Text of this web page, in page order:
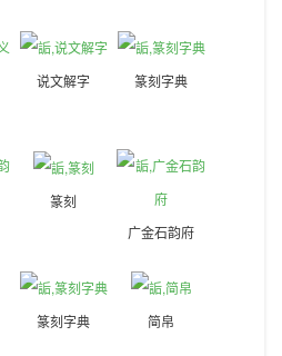
说文解字 篆刻字典
篆刻
广金石韵府
篆刻字典 简帛